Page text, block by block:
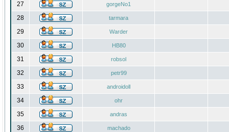
27 gorgeNo1
28 tarmara
29 Warder
30 HB80
31 robsol
32 petr99
33 androidoll
34 ohr
35 andras
36 machado